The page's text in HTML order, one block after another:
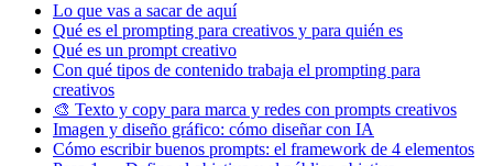
Lo que vas a sacar de aquí
Qué es el prompting para creativos y para quién es
Qué es un prompt creativo
Con qué tipos de contenido trabaja el prompting para
creativos
🎨 Texto y copy para marca y redes con prompts creativos
Imagen y diseño gráfico: cómo diseñar con IA
Cómo escribir buenos prompts: el framework de 4 elementos